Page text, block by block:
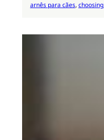
arnês para cães,